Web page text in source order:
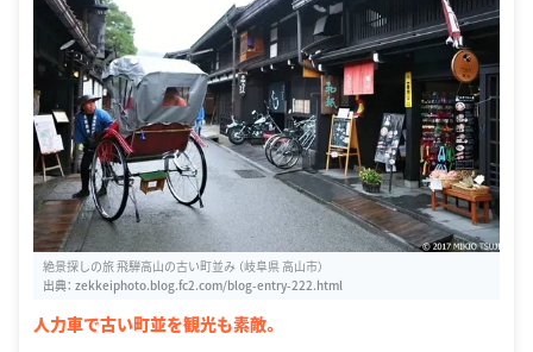
絶景探しの旅 飛騨高山の古い町並み （岐阜県 高山市）
出典： zekkeiphoto.blog.fc2.com/blog-entry-222.html
人力車で古い町並を観光も素敵。